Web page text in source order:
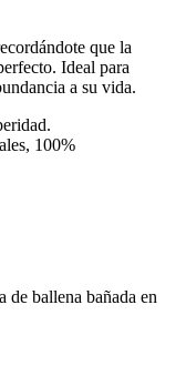
que la
Ideal para
a su vida.
100%
de ballena bañada en